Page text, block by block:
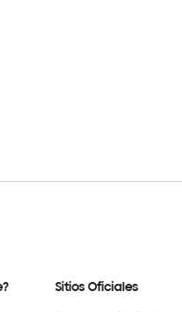
Sitios Oficiales